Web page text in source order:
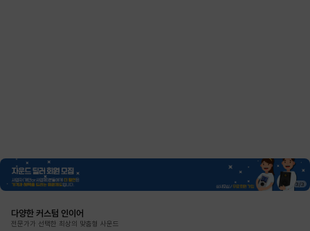
3 / 3
다양한 커스텀 인이어
전문가가 선택한 최상의 맞춤형 사운드